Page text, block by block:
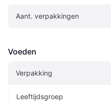
Aant. verpakkingen
Voeden
Verpakking
Leeftijdsgroep